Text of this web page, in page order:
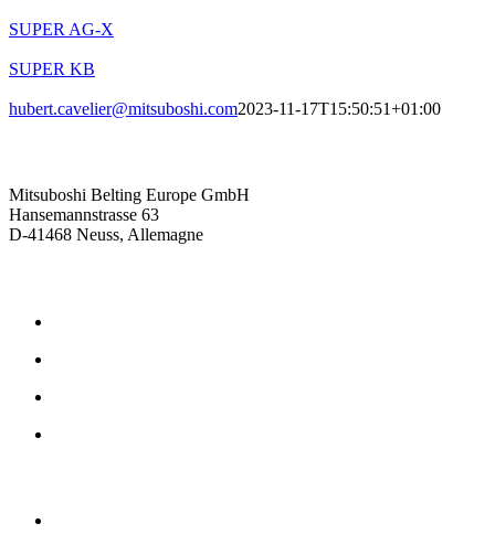
SUPER AG-X
SUPER KB
hubert.cavelier@mitsuboshi.com2023-11-17T15:50:51+01:00
Mitsuboshi Belting Europe GmbH
Hansemannstrasse 63
D-41468 Neuss, Allemagne